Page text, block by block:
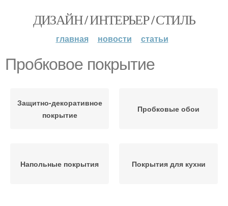
ДИЗАЙН / ИНТЕРЬЕР / СТИЛЬ
главная новости статьи
Пробковое покрытие
Защитно-декоративное
покрытие
Пробковые обои
Напольные покрытия Покрытия для кухни